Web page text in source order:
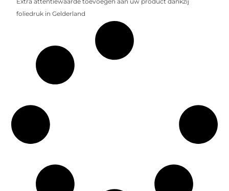
foliedruk in Gelderland